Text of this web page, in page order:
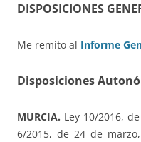
DISPOSICIONES
Me remito al Informe
Disposiciones
MURCIA. Ley 10/2016,
6/2015, de 24 de